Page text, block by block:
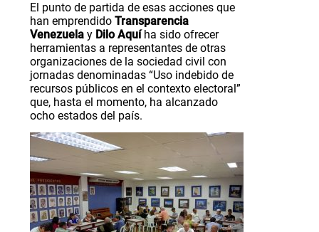
El punto de partida de esas acciones que
han emprendido Transparencia
Venezuela y Dilo Aquíha sido ofrecer
herramientas a representantes de otras
organizaciones de la sociedad civil con
jornadas denominadas “Uso indebido de
recursos públicos en el contexto electoral”
que, hasta el momento, ha alcanzado
ocho estados del país.